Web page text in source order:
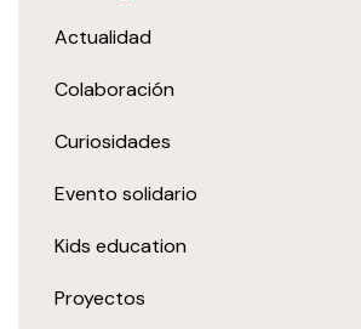
Actualidad
Colaboración
Curiosidades
Evento solidario
Kids education
Proyectos